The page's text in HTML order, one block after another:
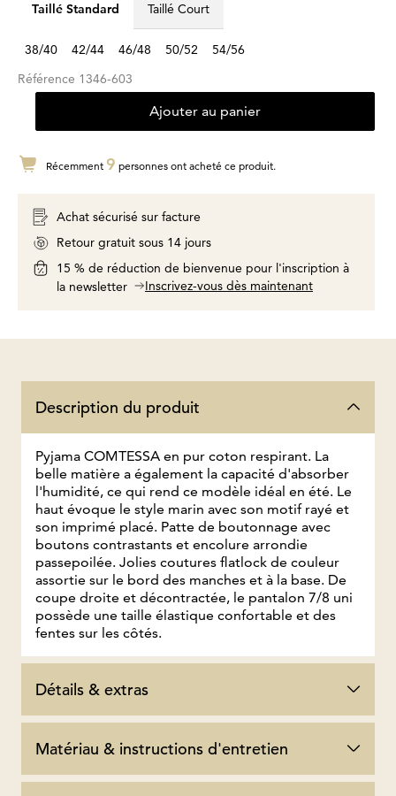
Taillé Standard Taillé Court
38/40 42/44 46/48 50/52
54/56
Référence 1346-603
Ajouter au panier
Récemment 9 personnes ont acheté ce produit.
Achat sécurisé sur facture
Retour gratuit sous 14 jours
15 % de réduction de bienvenue pour l'inscription à
la newsletter
Inscrivez-vous dès maintenant
Description du produit
Pyjama COMTESSA en pur coton respirant. La
belle matière a également la capacité d'absorber
l'humidité, ce qui rend ce modèle idéal en été. Le
haut évoque le style marin avec son motif rayé et
son imprimé placé. Patte de boutonnage avec
boutons contrastants et encolure arrondie
passepoilée. Jolies coutures flatlock de couleur
assortie sur le bord des manches et à la base. De
coupe droite et décontractée, le pantalon 7/8 uni
possède une taille élastique confortable et des
fentes sur les côtés.
Détails & extras
Matériau & instructions d'entretien